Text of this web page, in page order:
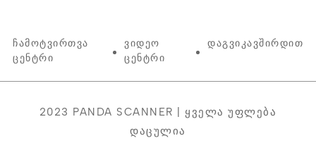
Ჩამოტვირთვა
Ცენტრი
Ვიდეო
Ცენტრი
Დაგვიკავშირდით
2023 PANDA SCANNER | Ყველა Უფლება
Დაცულია